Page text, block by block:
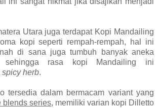
Utara juga terdapat Kopi Mandailing
kopi seperti rempah-rempah, hal ini
di sana juga tumbuh banyak aneka
sehingga rasa kopi Mandailing ini
spicy herb.
tersedia dalam bermacam variant yang
blends series, memiliki varian kopi Dilletto